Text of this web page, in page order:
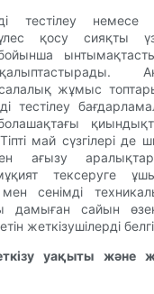
тестілеу немесе
қосу сияқты
жұмыс
тестілеу
май сүзгілері де
ағызу
тексеруге
сенімді
дамыған сайын
жеткізушілерді
уақыты және